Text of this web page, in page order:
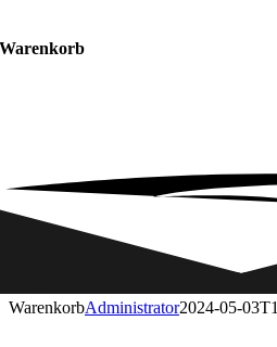
Warenkorb
WarenkorbAdministrator2024-05-